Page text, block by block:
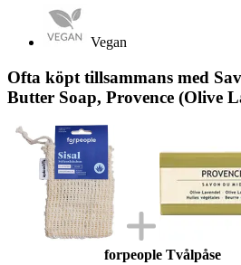
Vegan
Ofta köpt tillsammans med
Butter Soap, Provence (Olive
forpeople Tvålpåse